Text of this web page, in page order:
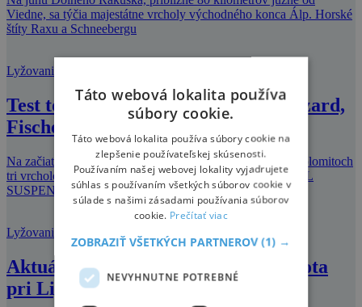
Viedne, sa týčia majestátne vrcholy východného konca Álp. Horské
štíty Raxu a Schneebergu
Lyžovanie
Test top modelov allround lyží: Blizzard,
Fischer, Nordica
Na začiatku tohto roka som podrobil testu v talianských Dolomitoch
tri vrcholové modely allroundových lyží: G-POWER FULL
SUSPENSION od Blizzardu, PROGESSO
Lyžovanie
Aktuálny minireport – Pavčina Lehota
pri Liptovskom Mikuláši
Táto webová lokalita používa
súbory cookie.
Táto webová lokalita používa súbory cookie na
zlepšenie používateľskej skúsenosti.
Používaním našej webovej lokality vyjadrujete
súhlas s používaním všetkých súborov cookie v
súlade s našimi zásadami používania súborov
cookie. Prečítať viac
ZOBRAZIŤ VŠETKÝCH PARTNEROV(1) →
NEVYHNUTNE POTREBNÉ